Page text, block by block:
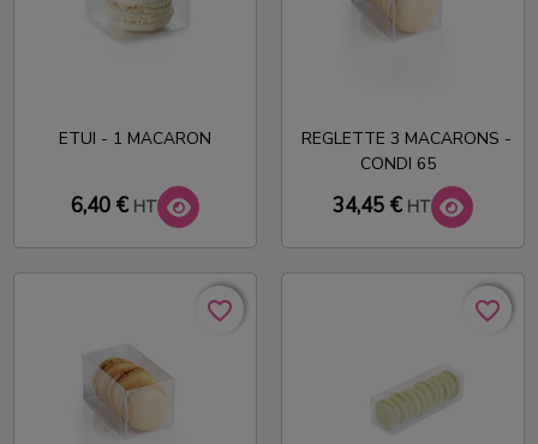
ETUI - 1 MACARON
6,40 € HT
REGLETTE 3 MACARONS -
CONDI 65
34,45 € HT
favorite_border
favorite_border favorite_border
favorite_border